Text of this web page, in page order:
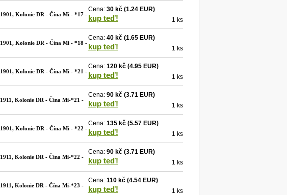
1901, Kolonie DR - Čína Mi - *17-
Cena: 30 kč(1.24 EUR)
kup teď! 1 ks
1901, Kolonie DR - Čína Mi - *18-
Cena: 40 kč(1.65 EUR)
kup teď! 1 ks
1901, Kolonie DR - Čína Mi - *21 -
Cena: 120 kč(4.95 EUR)
kup teď! 1 ks
1911, Kolonie DR - Čína Mi-*21 -
Cena: 90 kč(3.71 EUR)
kup teď! 1 ks
1901, Kolonie DR - Čína Mi - *22 -
Cena: 135 kč(5.57 EUR)
kup teď! 1 ks
1911, Kolonie DR - Čína Mi-*22 -
Cena: 90 kč(3.71 EUR)
kup teď! 1 ks
1911, Kolonie DR - Čína Mi-*23 -
Cena: 110 kč(4.54 EUR)
kup teď! 1 ks